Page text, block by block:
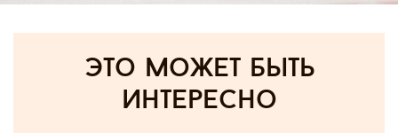
Это может быть
интересно